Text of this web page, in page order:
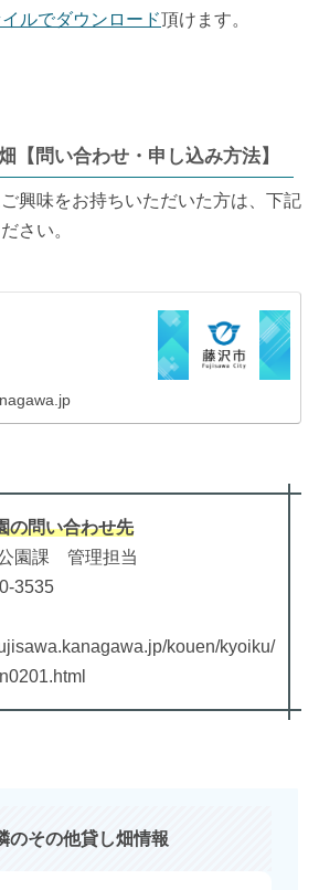
ルでダウンロード頂けます。
【問い合わせ・申し込み方法】
興味をお持ちいただいた方は、下記
さい。
の問い合わせ先
園課 管理担当
3535
kouen/kyoiku/
のその他貸し畑情報